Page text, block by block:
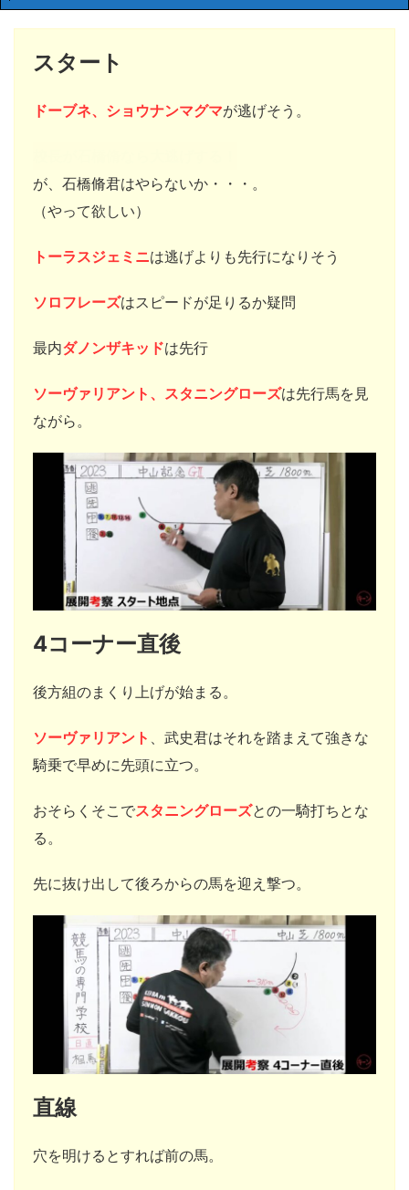
スタート
ドーブネ、ショウナンマグマが逃げそう。
が、石橋脩君はやらないか・・・。
（やって欲しい）
トーラスジェミニは逃げよりも先行になりそう
ソロフレーズはスピードが足りるか疑問
最内ダノンザキッドは先行
ソーヴァリアント、スタニングローズは先行馬を見
ながら。
4コーナー直後
後方組のまくり上げが始まる。
ソーヴァリアント 、武史君はそれを踏まえて強きな
騎乗で早めに先頭に立つ。
おそらくそこでスタニングローズとの一騎打ちとな
る。
先に抜け出して後ろからの馬を迎え撃つ。
直線
穴を明けるとすれば前の馬。